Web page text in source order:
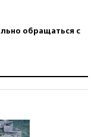
обращаться с